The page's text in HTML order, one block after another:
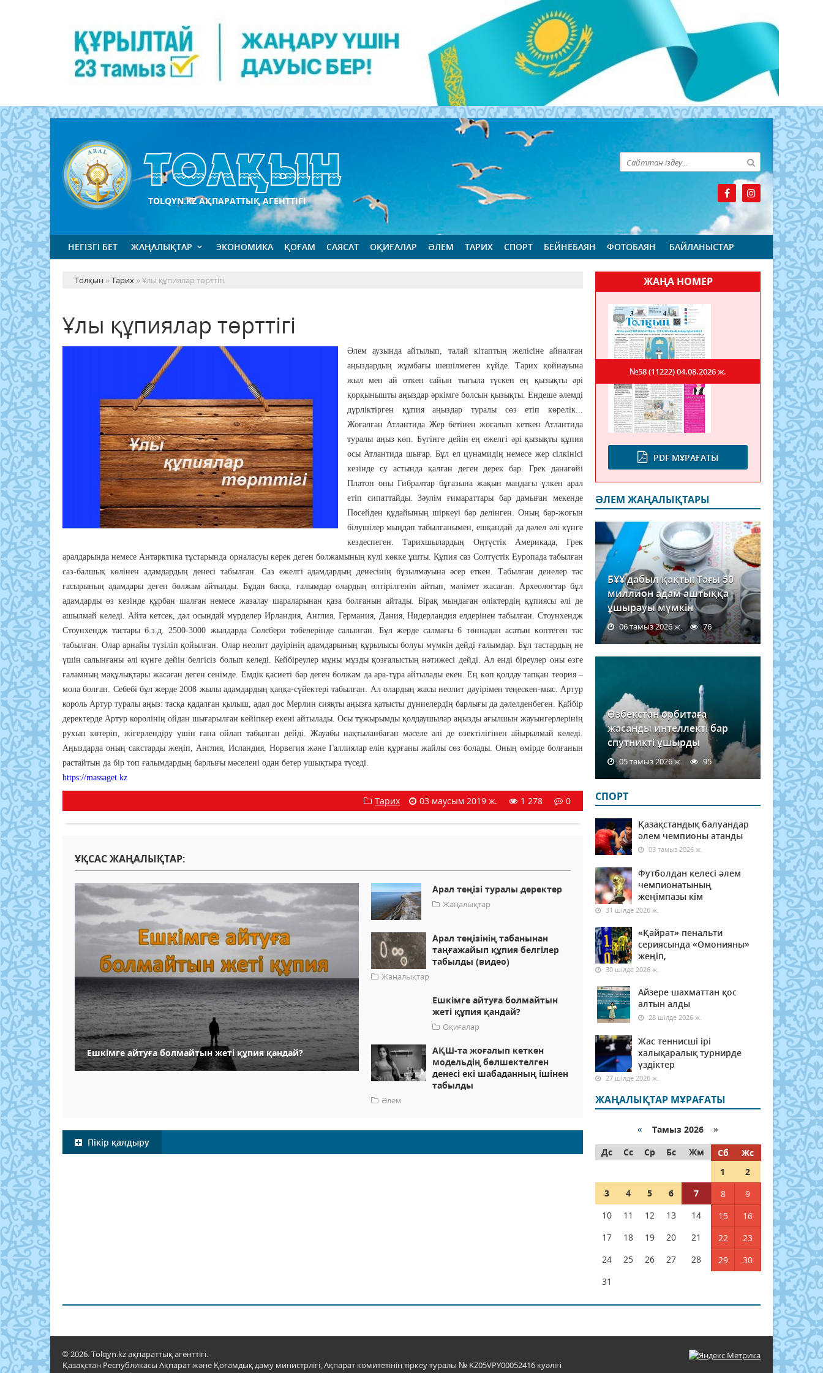
TOLQYN.KZ АҚПАРАТТЫҚ АГЕНТТІГІ
НЕГІЗГІ БЕТ ЖАҢАЛЫҚТАР ЭКОНОМИКА ҚОҒАМ САЯСАТ ОҚИҒАЛАР ӘЛЕМ ТАРИХ СПОРТ БЕЙНЕБАЯН ФОТОБАЯН БАЙЛАНЫСТАР
Толқын »Тарих » Ұлы құпиялар төрттігі
Ұлы құпиялар төрттігі
Әлем аузында айтылып, талай кітаптың желісіне айналған
аңыздардың жұмбағы шешілмеген күйде. Тарих қойнауына
жыл мен ай өткен сайын тығыла түскен ең қызықты әрі
қорқынышты аңыздар әркімге болсын қызықты. Ендеше әлемді
дүрліктірген құпия аңыздар туралы сөз етіп көрелік...
Жоғалған Атлантида Жер бетінен жоғалып кеткен Атлантида
туралы аңыз көп. Бүгінге дейін ең ежелгі әрі қызықты құпия
осы Атлантида шығар. Бұл ел цунамидің немесе жер сілкінісі
кезінде су астында қалған деген дерек бар. Грек данагөйі
Платон оны Гибралтар бұғазына жақын маңдағы үлкен арал
етіп сипаттайды. Зәулім ғимараттары бар дамыған мекенде
Посейден құдайының шіркеуі бар делінген. Оның бар-жоғын
білушілер мыңдап табылғанымен, ешқандай да дәлел әлі күнге
кездеспеген. Тарихшылардың Оңтүстік Америкада, Грек
аралдарында немесе Антарктика тұстарында орналасуы керек деген болжамының күлі көкке ұшты. Құпия саз Солтүстік Еуропада табылған
саз-балшық көлінен адамдардың денесі табылған. Саз ежелгі адамдардың денесінің бұзылмауына әсер еткен. Табылған денелер тас
ғасырының адамдары деген болжам айтылды. Бұдан басқа, ғалымдар олардың өлтірілгенін айтып, мәлімет жасаған. Археологтар бұл
адамдарды өз кезінде құрбан шалған немесе жазалау шараларынан қаза болғанын айтады. Бірақ мыңдаған өліктердің құпиясы әлі де
ашылмай келеді. Айта кетсек, дәл осындай мүрделер Ирландия, Англия, Германия, Дания, Нидерландия елдерінен табылған. Стоунхендж
Стоунхендж тастары б.з.д. 2500-3000 жылдарда Солсбери төбелерінде салынған. Бұл жерде салмағы 6 тоннадан асатын көптеген тас
табылған. Олар арнайы түзіліп қойылған. Олар неолит дәуірінің адамдарының құрылысы болуы мүмкін дейді ғалымдар. Бұл тастардың не
үшін салынғаны әлі күнге дейін белгісіз болып келеді. Кейбіреулер мұны мұзды қозғалыстың нәтижесі дейді. Ал енді біреулер оны өзге
ғаламның мақұлықтары жасаған деген сенімде. Емдік қасиеті бар деген болжам да ара-тұра айтылады екен. Ең көп қолдау тапқан теория –
мола болған. Себебі бұл жерде 2008 жылы адамдардың қаңқа-сүйектері табылған. Ал олардың жасы неолит дәуірімен теңескен-мыс. Артур
король Артур туралы аңыз: тасқа қадалған қылыш, адал дос Мерлин сияқты аңызға қатысты дүниелердің барлығы да дәлелденбеген. Қайбір
деректерде Артур королінің ойдан шығарылған кейіпкер екені айтылады. Осы тұжырымды қолдаушылар аңызды ағылшын жауынгерлерінің
рухын көтеріп, жігерлендіру үшін ғана ойлап табылған дейді. Жауабы нақтыланбаған мәселе әлі де өзектілігінен айырылмай келеді.
Аңыздарда оның сакстарды жеңіп, Англия, Исландия, Норвегия және Галлиялар елін құрғаны жайлы сөз болады. Оның өмірде болғанын
растайтын да бір топ ғалымдардың барлығы мәселені одан бетер ушықтыра түседі.
https://massaget.kz
Тарих 03 маусым 2019 ж. 1 278 0
ҰҚСАС ЖАҢАЛЫҚТАР:
Ешкімге айтуға болмайтын жеті құпия қандай?
Арал теңізі туралы деректер
Жаңалықтар
Арал теңізінің табанынан
таңғажайып құпия белгілер
табылды (видео)
Жаңалықтар
Ешкімге айтуға болмайтын
жеті құпия қандай?
Оқиғалар
АҚШ-та жоғалып кеткен
модельдің бөлшектелген
денесі екі шабаданның ішінен
табылды
Әлем
Пікір қалдыру
ЖАҢА НОМЕР
PDF МҰРАҒАТЫ
№58 (11222)04.08.2026 ж.
ӘЛЕМ ЖАҢАЛЫҚТАРЫ
БҰҰ дабыл қақты: Тағы 50
миллион адам аштыққа
ұшырауы мүмкін
06 тамыз 2026 ж. 76
Өзбекстан орбитаға
жасанды интеллекті бар
спутникті ұшырды
05 тамыз 2026 ж. 95
СПОРТ
Қазақстандық балуандар
әлем чемпионы атанды
03 тамыз 2026 ж.
Футболдан келесі әлем
чемпионатының
жеңімпазы кім
31 шілде 2026 ж.
«Қайрат» пенальти
сериясында «Омонияны»
жеңіп,
30 шілде 2026 ж.
Айзере шахматтан қос
алтын алды
28 шілде 2026 ж.
Жас теннисші ірі
халықаралық турнирде
үздіктер
27 шілде 2026 ж.
ЖАҢАЛЫҚТАР МҰРАҒАТЫ
« Тамыз 2026 »
Дс
Сс Ср Бс Жм Сб
Жс
1
2
3
4 5 6 7 8
9
10
11 12 13 14 15
16
17
18 19 20 21 22
23
24
25 26 27 28 29
30
31
© 2026. Tolqyn.kz ақпараттық агенттігі.
Қазақстан Республикасы Ақпарат және Қоғамдық даму министрлігі, Ақпарат комитетінің тіркеу туралы № KZ05VPY00052416 куәлігі